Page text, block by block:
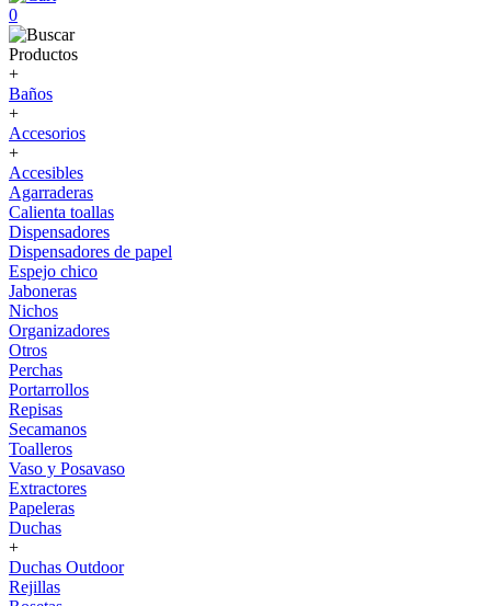
0
Productos
+
Baños
+
Accesorios
+
Accesibles
Agarraderas
Calienta toallas
Dispensadores
Dispensadores de papel
Espejo chico
Jaboneras
Nichos
Organizadores
Otros
Perchas
Portarrollos
Repisas
Secamanos
Toalleros
Vaso y Posavaso
Extractores
Papeleras
Duchas
+
Duchas Outdoor
Rejillas